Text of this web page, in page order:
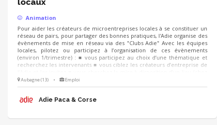
Animation
Pour aider les créateurs de microentreprises locales à se constituer un
réseau de pairs, pour partager des bonnes pratiques, l'Adie organise des
évènements de mise en réseau via des "Clubs Adie" Avec les équipes
locales, pilotez ou participez à l’organisation de ces évènements
(environ 1/trimestre) : ■ vous participez au choix d’une thématique et
recherchez les intervenants ■ vous ciblez les créateurs d’entreprise de
un partenaire, un client...) et préparez la logistique LE JOUR J, vous
pouvez co-animer les échanges, recueillir la satisfaction et les attentes
Aubagne (13) • Emploi
Adie Paca & Corse